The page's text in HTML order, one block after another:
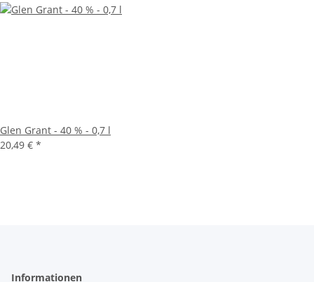
Glen Grant - 40 % - 0,7 l
20,49 € *
Informationen